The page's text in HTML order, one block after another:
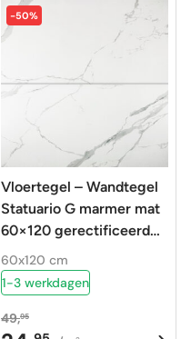
was:
69,95.
is:
24,95.
-50%
Vloertegel – Wandtegel
Statuario G marmer mat
60×120 gerectificeerd
R9
60x120 cm
1-3 werkdagen
49,95